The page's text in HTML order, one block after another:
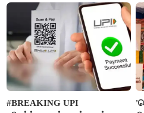
#BREAKING UPI